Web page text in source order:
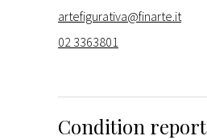
artefigurativa@finarte.it
02 3363801
Condition report